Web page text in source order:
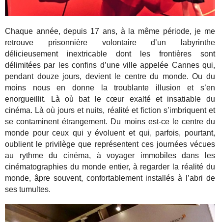
Chaque année, depuis 17 ans, à la même période, je me
retrouve prisonnière volontaire d’un labyrinthe
délicieusement inextricable dont les frontières sont
délimitées par les confins d’une ville appelée Cannes qui,
pendant douze jours, devient le centre du monde. Ou du
moins nous en donne la troublante illusion et s’en
enorgueillit. Là où bat le cœur exalté et insatiable du
cinéma. Là où jours et nuits, réalité et fiction s’imbriquent et
se contaminent étrangement. Du moins est-ce le centre du
monde pour ceux qui y évoluent et qui, parfois, pourtant,
oublient le privilège que représentent ces journées vécues
au rythme du cinéma, à voyager immobiles dans les
cinématographies du monde entier, à regarder la réalité du
monde, âpre souvent, confortablement installés à l’abri de
ses tumultes.